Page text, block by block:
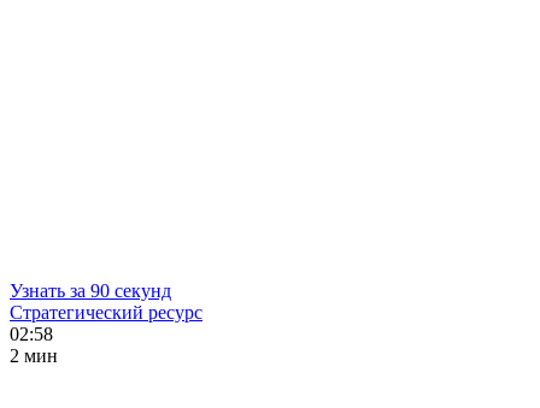
Узнать за 90 секунд
Стратегический ресурс
02:58
2 мин